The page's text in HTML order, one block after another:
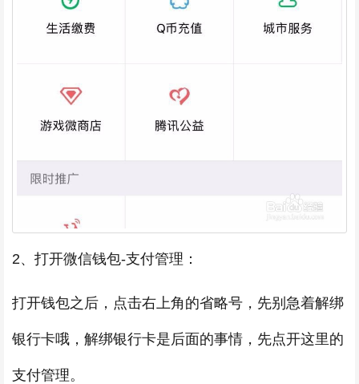
2、打开微信钱包-支付管理：
打开钱包之后，点击右上角的省略号，先别急着解绑
银行卡哦，解绑银行卡是后面的事情，先点开这里的
支付管理。